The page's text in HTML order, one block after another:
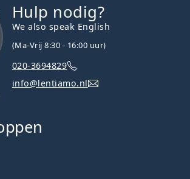
Hulp nodig?
We also speak English
(Ma-Vrij 8:30 - 16:00 uur)
020-3694829
info@lentiamo.nl